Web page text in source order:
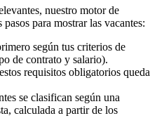
nuestro motor de
para mostrar las vacantes:
según tus criterios de
de contrato y salario).
requisitos obligatorios queda
se clasifican según una
calculada a partir de los